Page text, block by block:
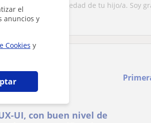
el
anuncios y
Cookies y
a los horarios y edad de tu hijo/a. Soy
UI, con buen nivel de